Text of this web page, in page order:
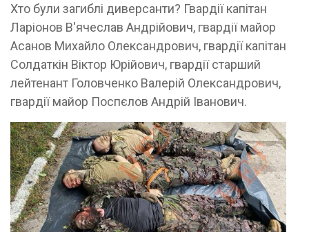
Хто були загиблі диверсанти? Гвардії капітан
Ларіонов В'ячеслав Андрійович, гвардії майор
Асанов Михайло Олександрович, гвардії капітан
Солдаткін Віктор Юрійович, гвардії старший
лейтенант Головченко Валерій Олександрович,
гвардії майор Поспєлов Андрій Іванович.